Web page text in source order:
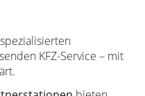
KFZ-Service – mit